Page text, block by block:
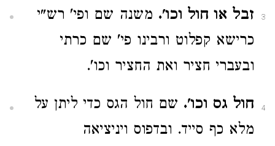
3 זבל או חול וכו'. משנה שם ופי' רש"י
כרישא קפלוט ורבינו פי' שם כרתי
ובעברי חציר ואת החציר וכו'.
4 חול גס וכו'. שם חול הגס כדי ליתן על
מלא כף סייד. ובדפוס ויניציאה